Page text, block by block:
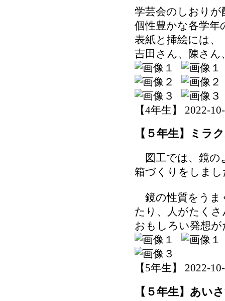
学芸会のしおり
個性豊かな各学
表紙と挿絵には、
吉田さん、陳さ
【4年生】 2022-
【５年生】ミラ
図工では、鏡の
箱づくりをしまし
鏡の性質をうま
たり、人がたく
おもしろい発想
【5年生】 2022-
【５年生】あい